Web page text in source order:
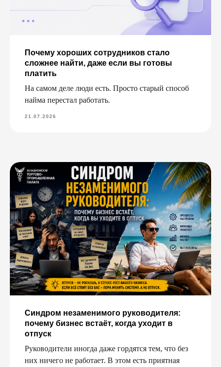
Почему хороших сотрудников стало
сложнее найти, даже если вы готовы
платить
На самом деле люди есть. Просто старый способ
найма перестал работать.
21.07.2026
Синдром незаменимого руководителя:
почему бизнес встаёт, когда уходит в
отпуск
Руководители иногда даже гордятся тем, что без
них ничего не работает. В этом есть приятная